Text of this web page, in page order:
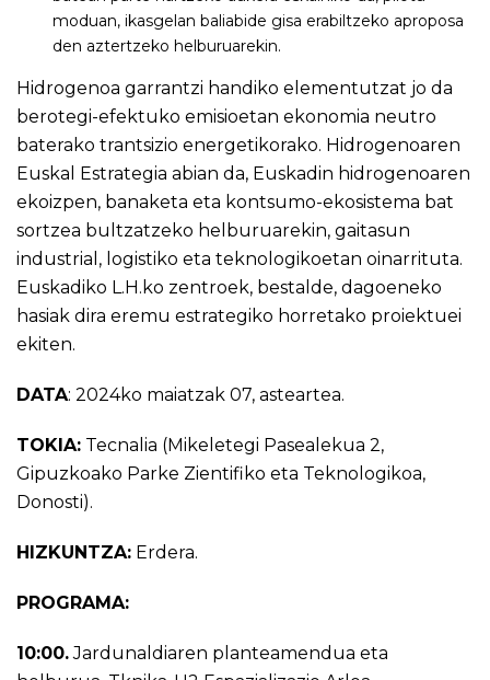
moduan, ikasgelan baliabide gisa erabiltzeko aproposa
den aztertzeko helburuarekin.
Hidrogenoa garrantzi handiko elementutzat jo da
berotegi-efektuko emisioetan ekonomia neutro
baterako trantsizio energetikorako. Hidrogenoaren
Euskal Estrategia abian da, Euskadin hidrogenoaren
ekoizpen, banaketa eta kontsumo-ekosistema bat
sortzea bultzatzeko helburuarekin, gaitasun
industrial, logistiko eta teknologikoetan oinarrituta.
Euskadiko L.H.ko zentroek, bestalde, dagoeneko
hasiak dira eremu estrategiko horretako proiektuei
ekiten.
DATA: 2024ko maiatzak 07, asteartea.
TOKIA: Tecnalia (Mikeletegi Pasealekua 2,
Gipuzkoako Parke Zientifiko eta Teknologikoa,
Donosti).
HIZKUNTZA: Erdera.
PROGRAMA:
10:00.Jardunaldiaren planteamendua eta